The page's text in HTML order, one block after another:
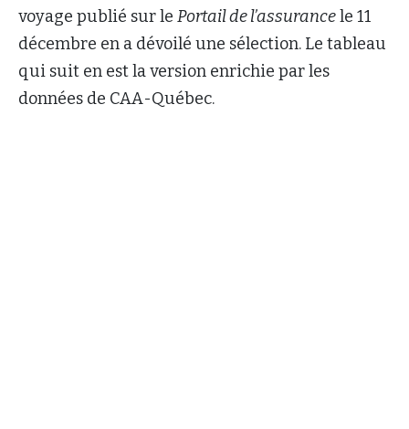
voyage publié sur le Portail de l’assurancele 11
décembre en a dévoilé une sélection. Le tableau
qui suit en est la version enrichie par les
données de CAA-Québec.